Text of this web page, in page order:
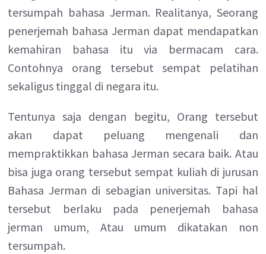
tersumpah bahasa Jerman. Realitanya, Seorang
penerjemah bahasa Jerman dapat mendapatkan
kemahiran bahasa itu via bermacam cara.
Contohnya orang tersebut sempat pelatihan
sekaligus tinggal di negara itu.
Tentunya saja dengan begitu, Orang tersebut
akan dapat peluang mengenali dan
mempraktikkan bahasa Jerman secara baik. Atau
bisa juga orang tersebut sempat kuliah di jurusan
Bahasa Jerman di sebagian universitas. Tapi hal
tersebut berlaku pada penerjemah bahasa
jerman umum, Atau umum dikatakan non
tersumpah.